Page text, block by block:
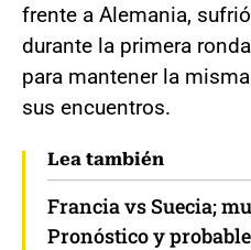
frente a Alemania,
durante la primera
para mantener la
sus encuentros.
Lea también
Francia vs Suecia;
Pronóstico y